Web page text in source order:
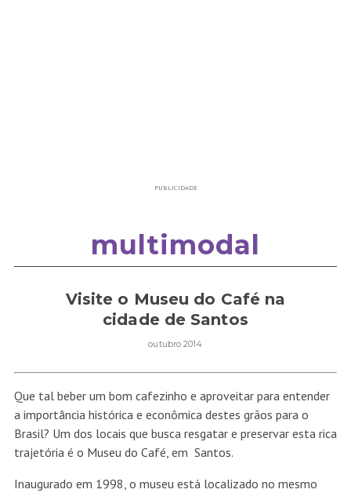
PUBLICIDADE
multimodal
Visite o Museu do Café na
cidade de Santos
outubro 2014
Que tal beber um bom cafezinho e aproveitar para entender
a importância histórica e econômica destes grãos para o
Brasil? Um dos locais que busca resgatar e preservar esta rica
trajetória é o Museu do Café, em Santos.
Inaugurado em 1998, o museu está localizado no mesmo